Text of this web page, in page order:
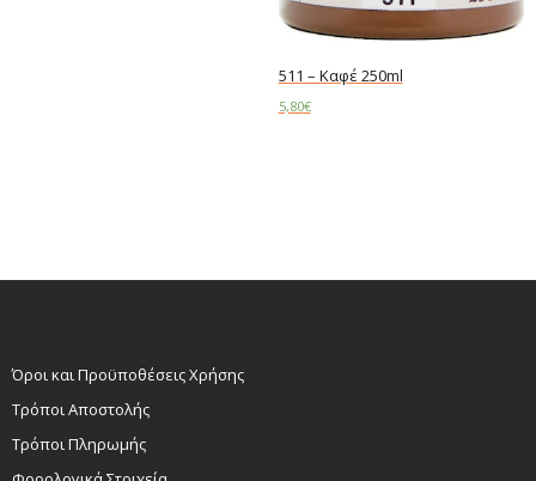
511 – Καφέ 250ml
5,80€
Όροι και Προϋποθέσεις Χρήσης
Τρόποι Αποστολής
Τρόποι Πληρωμής